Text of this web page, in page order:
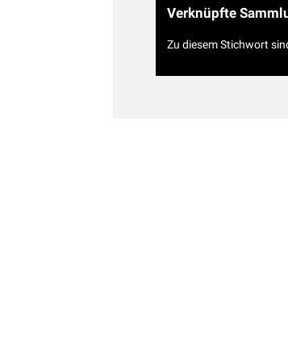
Verknüpfte
Zu diesem Stichwort